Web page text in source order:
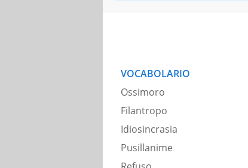
VOCABOLARIO
Ossimoro
Filantropo
Idiosincrasia
Pusillanime